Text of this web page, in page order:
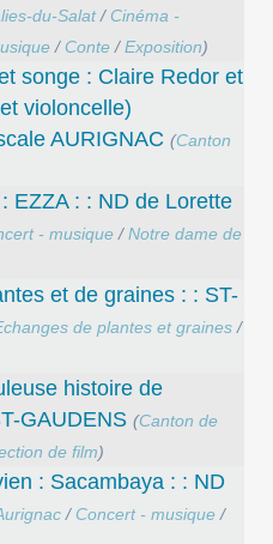
du-Salat/ Cinéma -
/ Conte /Exposition)
songe : Claire Redor et
violoncelle)
AURIGNAC (Canton
EZZA : : ND de Lorette
- musique /Notre dame de
et de graines : : ST-
de plantes et graines /
histoire de
GAUDENS (Canton de
de film)
: Sacambaya : : ND
/ Concert - musique /